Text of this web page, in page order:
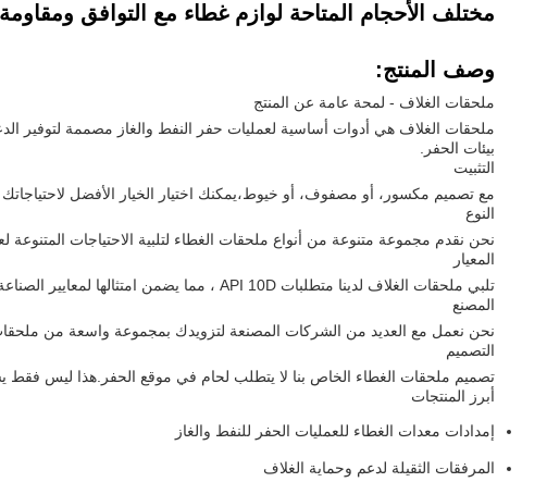
مختلف الأحجام المتاحة لوازم غطاء مع التوافق ومقاومة
وصف المنتج:
ملحقات الغلاف - لمحة عامة عن المنتج
ملحقات الغلاف هي أدوات أساسية لعمليات حفر النفط والغاز مصممة لتوفير
بيئات الحفر.
التثبيت
مع تصميم مكسور، أو مصفوف، أو خيوط،يمكنك اختيار الخيار الأفضل لاحتياجاتك
النوع
نحن نقدم مجموعة متنوعة من أنواع ملحقات الغطاء لتلبية الاحتياجات
المعيار
تلبي ملحقات الغلاف لدينا متطلبات API 10D ، مما يضمن امتثالها لمعايير الصناعة واللوائح. وهذا يضمن موثوقيتها وأدائها في أي عملية حفر.
المصنع
نحن نعمل مع العديد من الشركات المصنعة لتزويدك بمجموعة واسعة من ملحقات
التصميم
تصميم ملحقات الغطاء الخاص بنا لا يتطلب لحام في موقع الحفر.هذا ليس
أبرز المنتجات
إمدادات معدات الغطاء للعمليات الحفر للنفط والغاز
المرفقات الثقيلة لدعم وحماية الغلاف